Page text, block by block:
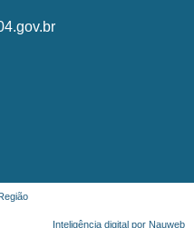
Inteligência digital por Nauweb